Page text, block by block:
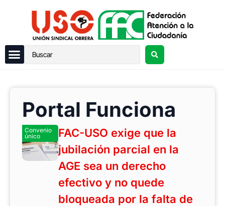
Portal Funciona
Convenio
único
FAC-USO exige que la
jubilación parcial en la
AGE sea un derecho
efectivo y no quede
bloqueada por la falta de